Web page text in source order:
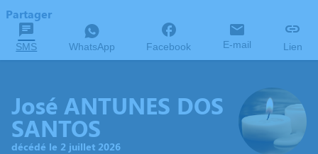
Partager
SMS WhatsApp Facebook E-mail Lien
José ANTUNES DOS
SANTOS
décédé le 2 juillet 2026